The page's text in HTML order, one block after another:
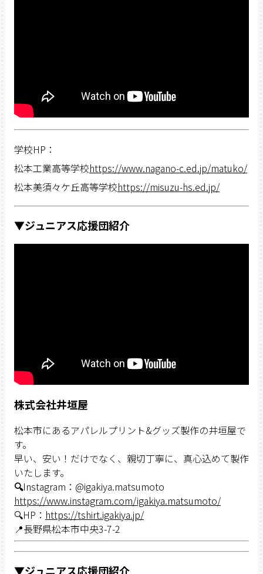
学校HP：
松本工業高等学校https://www.nagano-c.ed.jp/matuko/
松本美須々ケ丘高等学校https://misuzu-hs.ed.jp/
▼ジュニアス応援団紹介
株式会社井垣屋
松本市にあるアパレルプリント&グッズ製作の井垣屋で
す。
早い、安い！だけでなく、親切丁寧に、真心込めて製作
いたします。
🔍Instagram：@igakiya.matsumoto
https://www.instagram.com/igakiya.matsumoto/
🔍HP： https://tshirt.igakiya.jp/
📍長野県松本市中央3-7-2
▼ジュニアス応援団紹介